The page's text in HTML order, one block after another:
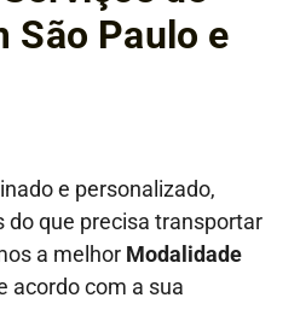
São Paulo e
e personalizado,
do que precisa transportar
a melhor Modalidade
acordo com a sua